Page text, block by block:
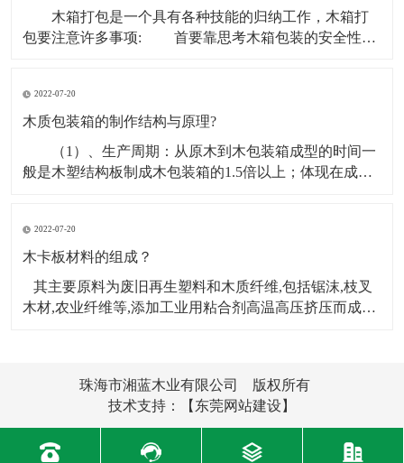
木箱打包是一个具有各种技能的归纳工作，木箱打
包要注意许多事项: 首要靠思考木箱包装的安全性和
木箱打包之前要先上门丈量标准，其非有必要查询机器
设备的底座组织，看底座是带轮子的仍是脚杯的，假定
2022-07-20
木质包装箱的制作结构与原理?
（1）、生产周期：从原木到木包装箱成型的时间一
般是木塑结构板制成木包装箱的1.5倍以上；体现在成本
变，用原木制箱10人完成的量，而用木塑结构板制箱则
只需3人即可完成，节约人工工资约70%，同时
2022-07-20
木卡板材料的组成？
其主要原料为废旧再生塑料和木质纤维,包括锯沫,枝叉
木材,农业纤维等,添加工业用粘合剂高温高压挤压而成。
木卡板的材料由珠海市湘蓝木业有限公司 版权所有
技术支持：
【东莞网站建设】